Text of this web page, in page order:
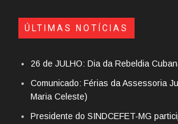
ÚLTIMAS NOTÍCIAS
26 de JULHO: Dia da Rebeldia
Comunicado: Férias da Assessoria
Maria Celeste)
Presidente do SINDCEFET-MG